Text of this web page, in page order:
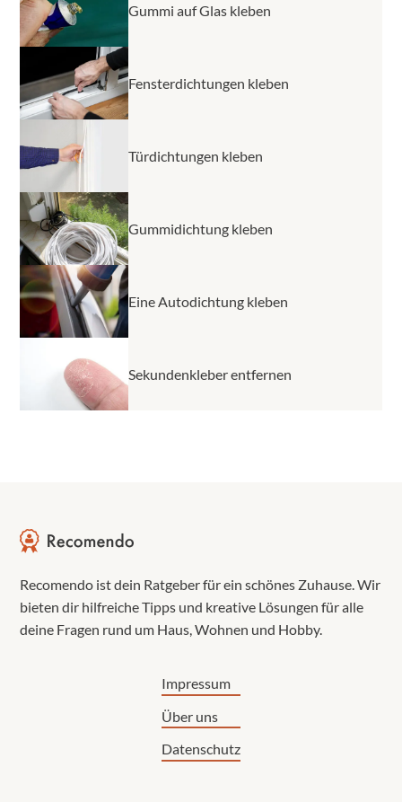
Gummi auf Glas kleben
Fensterdichtungen kleben
Türdichtungen kleben
Gummidichtung kleben
Eine Autodichtung kleben
Sekundenkleber entfernen
Recomendo ist dein Ratgeber für ein schönes Zuhause. Wir
bieten dir hilfreiche Tipps und kreative Lösungen für alle
deine Fragen rund um Haus, Wohnen und Hobby.
Impressum
Über uns
Datenschutz